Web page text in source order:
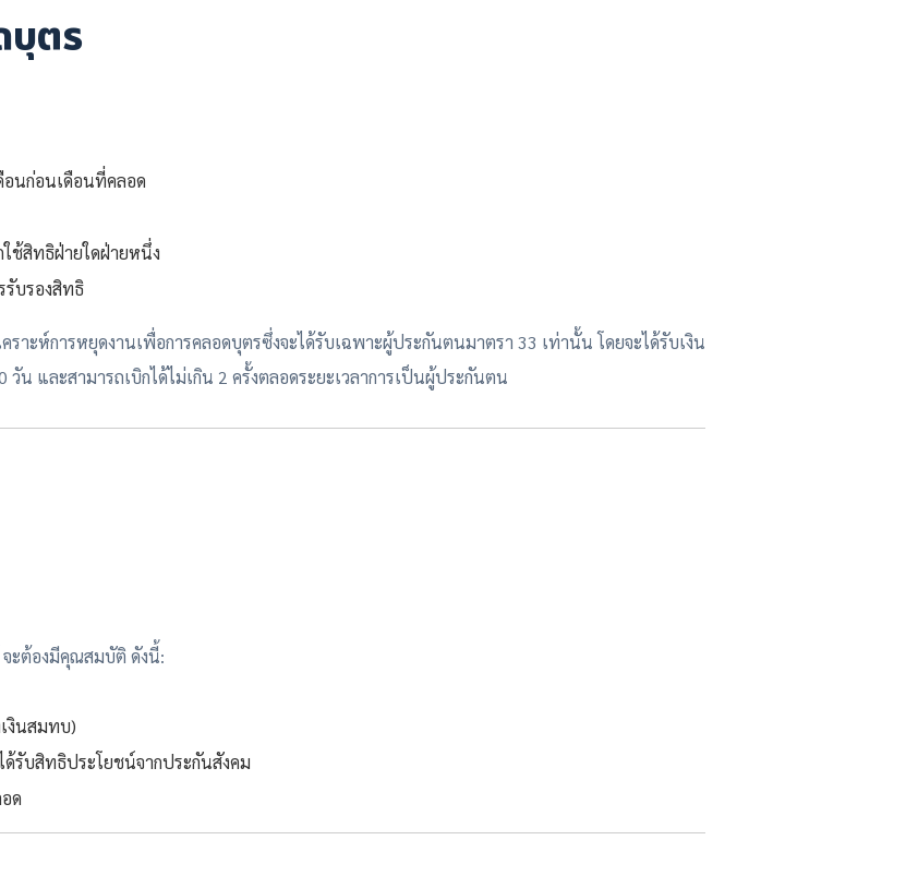
บุตร
อนก่อนเดือนที่คลอด
ช้สิทธิฝ่ายใดฝ่ายหนึ่ง
บรองสิทธิ
ราะห์การหยุดงานเพื่อการคลอดบุตรซึ่งจะได้รับเฉพาะผู้ประกันตนมาตรา 33 เท่านั้น โดยจะได้รับเงิน
วัน และสามารถเบิกได้ไม่เกิน 2 ครั้งตลอดระยะเวลาการเป็นผู้ประกันตน
จะต้องมีคุณสมบัติ ดังนี้:
งินสมทบ)
ด้รับสิทธิประโยชน์จากประกันสังคม
ด